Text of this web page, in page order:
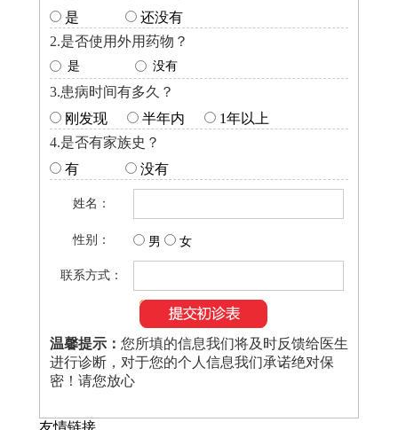
是
还没有
2.是否使用外用药物？
是 没有
3.患病时间有多久？
刚发现
半年内
1年以上
4.是否有家族史？
有
没有
姓名：
性别： 男 女
联系方式：
温馨提示： 您所填的信息我们将及时反馈给医生
进行诊断，对于您的个人信息我们承诺绝对保
密！请您放心